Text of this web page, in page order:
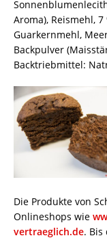
Aroma), Reismehl,
Guarkernmehl,
Backpulver
Backtriebmittel:
Die Produkte von
Onlineshops wie
vertraeglich.de. Bis